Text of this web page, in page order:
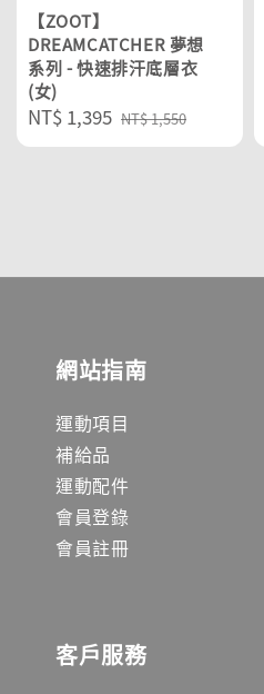
【ZOOT】
DREAMCATCHER 夢想
系列 - 快速排汗底層衣
(女)
Sale
price
NT$ 1,395 Regular
price
NT$ 1,550
網站指南
運動項目
補給品
運動配件
會員登錄
會員註冊
客戶服務